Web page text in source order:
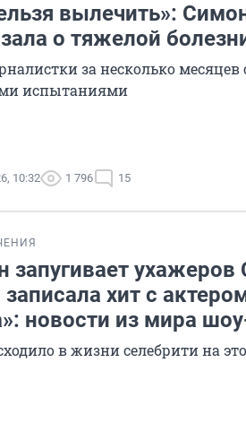
вылечить»:
о тяжелой
за несколько месяцев
испытаниями
10:32 1 796 15
запугивает ухажеров
записала хит с
новости из мира
в жизни селебрити на